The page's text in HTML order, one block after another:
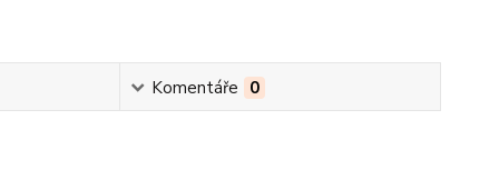
Komentáře 0